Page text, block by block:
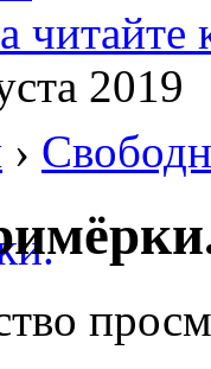
2019
›